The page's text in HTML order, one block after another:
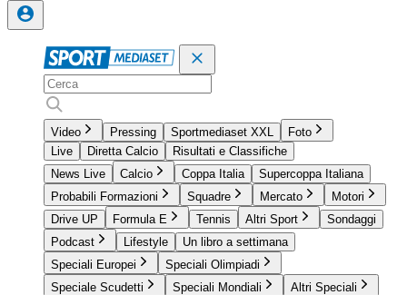
Video Pressing Sportmediaset XXL
Foto
Live
Diretta Calcio
Risultati e Classifiche
News Live
Calcio Coppa Italia
Supercoppa Italiana
Probabili Formazioni
Squadre Mercato
Motori
Drive UP
Formula E Tennis Altri Sport
Sondaggi
Podcast
Lifestyle
Un libro a settimana
Speciali Europei
Speciali Olimpiadi
Speciale Scudetti
Speciali Mondiali Altri Speciali